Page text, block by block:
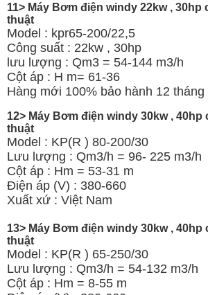
11> Máy Bơm điện windy 22kw ,
thuật
Model : kpr65-200/22,5
Công suất : 22kw , 30hp
lưu lượng : Qm3 = 54-144 m3/h
Cột áp : H m= 61-36
Hàng mới 100% bảo hành 12 tháng
12> Máy Bơm điện windy 30kw ,
thuật
Model : KP(R ) 80-200/30
Lưu lượng : Qm3/h = 96- 225 m3/h
Cột áp : Hm = 53-31 m
Điện áp (V) : 380-660
Xuất xứ : Việt Nam
13> Máy Bơm điện windy 30kw ,
thuật
Model : KP(R ) 65-250/30
Lưu lượng : Qm3/h = 54-132 m3/h
Cột áp : Hm = 8-55 m